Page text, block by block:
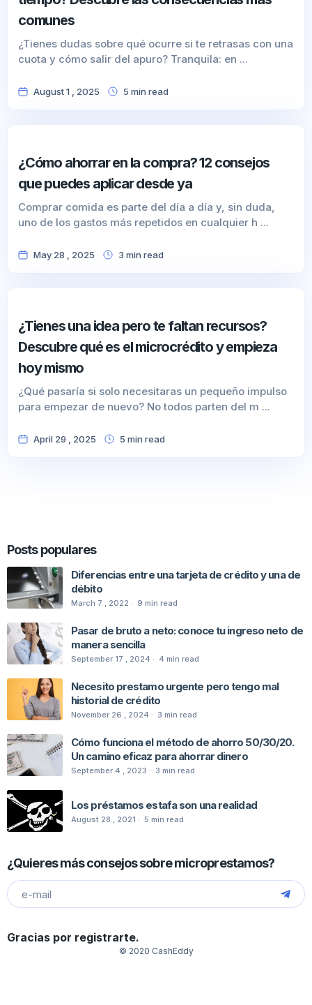
comunes
¿Tienes dudas sobre qué ocurre si te retrasas con una
cuota y cómo salir del apuro? Tranquila: en ...
August 1 , 2025 5 min read
¿Cómo ahorrar en la compra? 12 consejos
que puedes aplicar desde ya
Comprar comida es parte del día a día y, sin duda,
uno de los gastos más repetidos en cualquier h ...
May 28 , 2025 3 min read
¿Tienes una idea pero te faltan recursos?
Descubre qué es el microcrédito y empieza
hoy mismo
¿Qué pasaría si solo necesitaras un pequeño impulso
para empezar de nuevo? No todos parten del m ...
April 29 , 2025 5 min read
Posts populares
Diferencias entre una tarjeta de crédito y una de
débito
March 7 , 2022 · 9 min read
Pasar de bruto a neto: conoce tu ingreso neto de
manera sencilla
September 17 , 2024 · 4 min read
Necesito prestamo urgente pero tengo mal
historial de crédito
November 26 , 2024 · 3 min read
Cómo funciona el método de ahorro 50/30/20.
Un camino eficaz para ahorrar dinero
September 4 , 2023 · 3 min read
Los préstamos estafa son una realidad
August 28 , 2021 · 5 min read
¿Quieres más consejos sobremicroprestamos?
Gracias por registrarte.
© 2020 CashEddy